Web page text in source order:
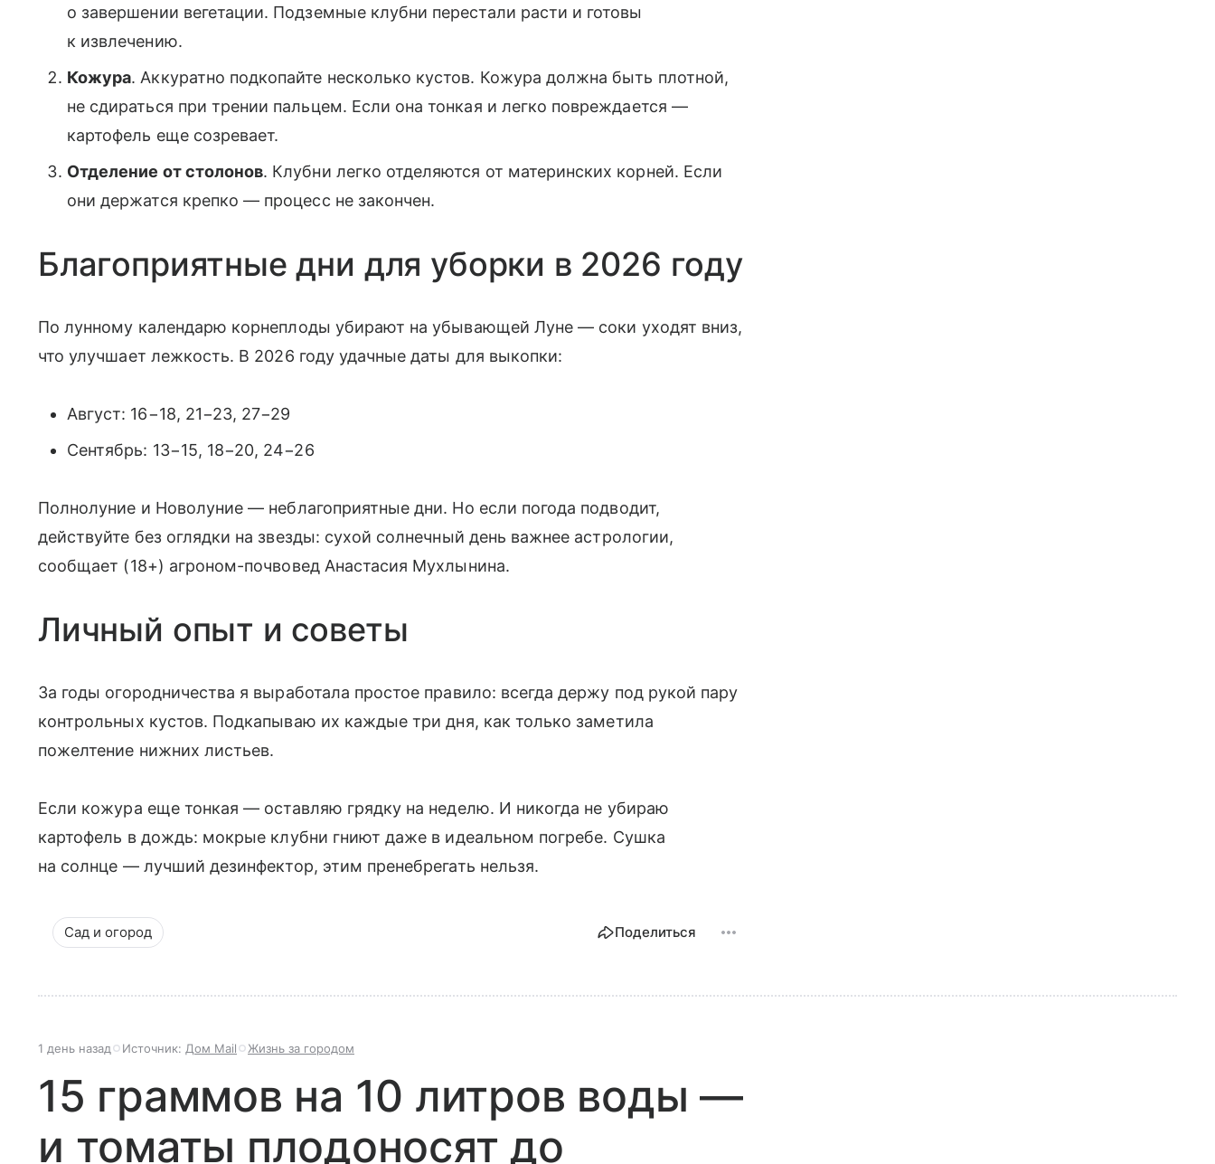
о завершении вегетации. Подземные клубни перестали расти и готовы
к извлечению.
Кожура. Аккуратно подкопайте несколько кустов. Кожура должна быть плотной,
не сдираться при трении пальцем. Если она тонкая и легко повреждается —
картофель еще созревает.
Отделение от столонов. Клубни легко отделяются от материнских корней. Если
они держатся крепко — процесс не закончен.
Благоприятные дни для уборки в 2026 году
По лунному календарю корнеплоды убирают на убывающей Луне — соки уходят вниз,
что улучшает лежкость. В 2026 году удачные даты для выкопки:
Август: 16−18, 21−23, 27−29
Сентябрь: 13−15, 18−20, 24−26
Полнолуние и Новолуние — неблагоприятные дни. Но если погода подводит,
действуйте без оглядки на звезды: сухой солнечный день важнее астрологии,
сообщает (18+) агроном-почвовед Анастасия Мухлынина.
Личный опыт и советы
За годы огородничества я выработала простое правило: всегда держу под рукой пару
контрольных кустов. Подкапываю их каждые три дня, как только заметила
пожелтение нижних листьев.
Если кожура еще тонкая — оставляю грядку на неделю. И никогда не убираю
картофель в дождь: мокрые клубни гниют даже в идеальном погребе. Сушка
на солнце — лучший дезинфектор, этим пренебрегать нельзя.
Сад и огород Поделиться
1 день назад Источник: Дом Mail Жизнь за городом
15 граммов на 10 литров воды —
и томаты плодоносят до